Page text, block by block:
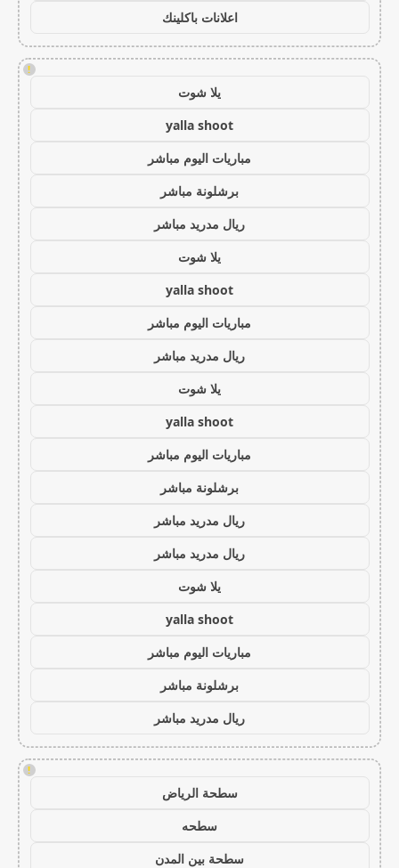
اعلانات باكلينك
!
يلا شوت
yalla shoot
مباريات اليوم مباشر
برشلونة مباشر
ريال مدريد مباشر
يلا شوت
yalla shoot
مباريات اليوم مباشر
ريال مدريد مباشر
يلا شوت
yalla shoot
مباريات اليوم مباشر
برشلونة مباشر
ريال مدريد مباشر
ريال مدريد مباشر
يلا شوت
yalla shoot
مباريات اليوم مباشر
برشلونة مباشر
ريال مدريد مباشر
!
سطحة الرياض
سطحه
سطحة بين المدن